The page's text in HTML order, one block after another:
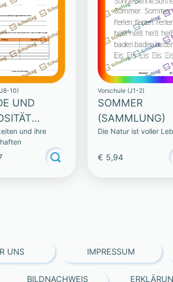
10)
UND
und ihre
Vorschule (J1-2)
SOMMER
(SAMMLUNG)
Die Natur ist voller
€ 5,94
UNS IMPRESSUM
BILDNACHWEIS